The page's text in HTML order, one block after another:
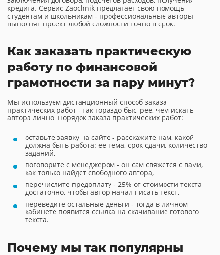
кредита. Сервис Zaochnik предлагает свою помощь
студентам и школьникам - профессиональные авторы
выполнят проект любой сложности точно в срок.
Как заказать практическую
работу по финансовой
грамотности за пару минут?
Мы используем дистанционный способ заказа
практических работ - так гораздо быстрее, чем искать
автора лично. Порядок заказа практических работ:
оставьте заявку на сайте - расскажите нам, какой
должна быть работа: ее тема, срок сдачи, количество
заданий,
поговорите с менеджером - он сам свяжется с вами,
как только найдет свободного автора,
перечислите предоплату - 25% от стоимости текста
достаточно, чтобы автор начал писать текст,
переведите остальные деньги - тогда в личном
кабинете появится ссылка на скачивание готового
текста.
Почему мы так популярны